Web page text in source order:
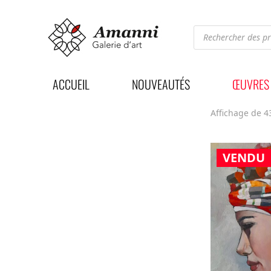
Recherche
produits
ACCUEIL NOUVEAUTÉS ŒUVRES
Affichage de
VENDU